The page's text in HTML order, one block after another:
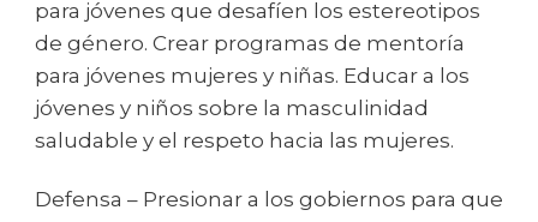
para jóvenes que desafíen los estereotipos
de género. Crear programas de mentoría
para jóvenes mujeres y niñas. Educar a los
jóvenes y niños sobre la masculinidad
saludable y el respeto hacia las mujeres.
Defensa – Presionar a los gobiernos para que